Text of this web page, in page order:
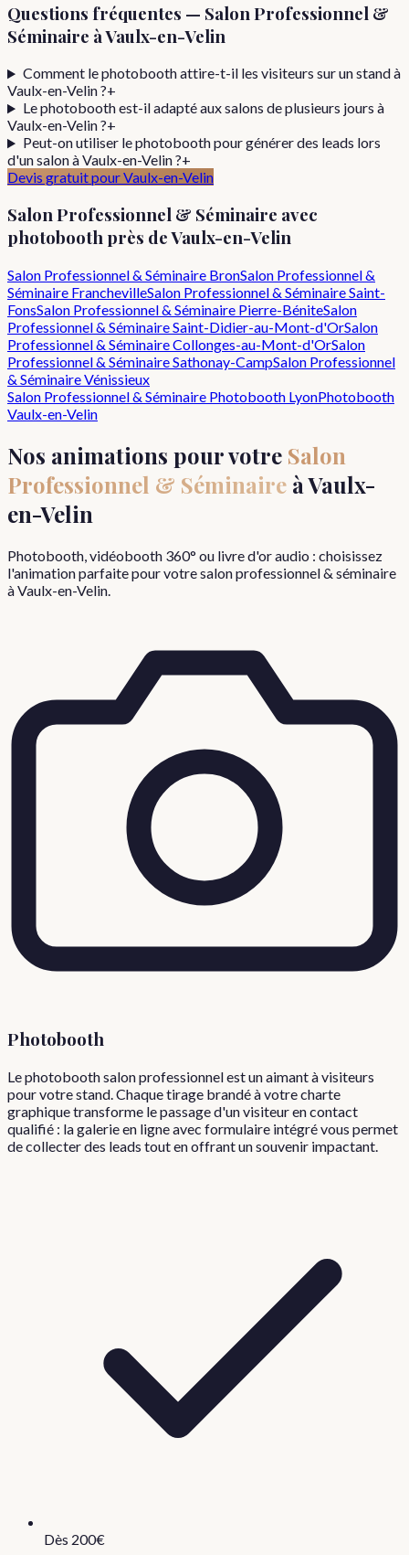
Questions fréquentes — Salon Professionnel &
Séminaire àVaulx-en-Velin
Comment le photobooth attire-t-il les visiteurs sur un stand à
Vaulx-en-Velin ?+
Le photobooth est-il adapté aux salons de plusieurs jours à
Vaulx-en-Velin ?+
Peut-on utiliser le photobooth pour générer des leads lors
d'un salon à Vaulx-en-Velin ?+
Devis gratuit pourVaulx-en-Velin
Salon Professionnel & Séminaire avec
photobooth près deVaulx-en-Velin
Salon Professionnel & Séminaire BronSalon Professionnel &
Séminaire FranchevilleSalon Professionnel & SéminaireSaint-
FonsSalon Professionnel & Séminaire Pierre-BéniteSalon
Professionnel & SéminaireSaint-Didier-au-Mont-d'OrSalon
Professionnel & SéminaireCollonges-au-Mont-d'OrSalon
Professionnel & SéminaireSathonay-CampSalon Professionnel
& SéminaireVénissieux
Salon Professionnel & Séminaire Photobooth LyonPhotobooth
Vaulx-en-Velin
Nos animations pour votre Salon
Professionnel & Séminaire àVaulx-
en-Velin
Photobooth, vidéobooth 360° ou livre d'or audio : choisissez
l'animation parfaite pour votresalon professionnel & séminaire
àVaulx-en-Velin
Photobooth
Le photobooth salon professionnel est un aimant à visiteurs
pour votre stand. Chaque tirage brandé à votre charte
graphique transforme le passage d'un visiteur en contact
qualifié : la galerie en ligne avec formulaire intégré vous permet
de collecter des leads tout en offrant un souvenir impactant.
Dès 200€